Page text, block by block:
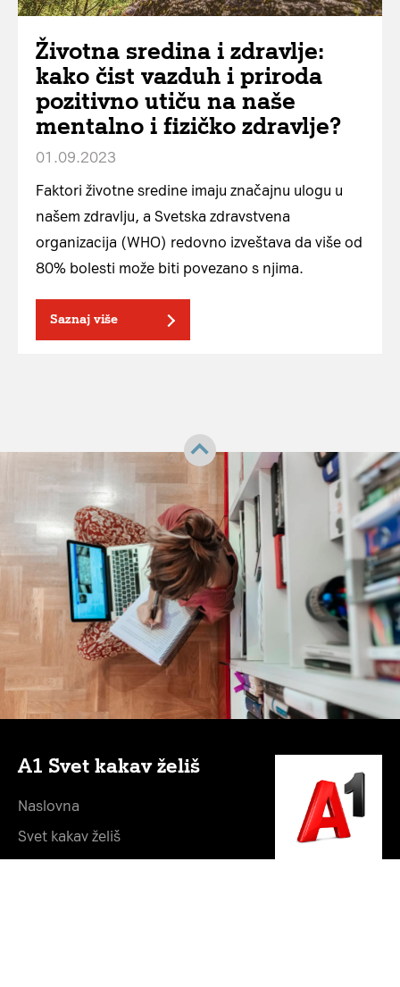
Životna sredina i zdravlje:
kako čist vazduh i priroda
pozitivno utiču na naše
mentalno i fizičko zdravlje?
01.09.2023
Faktori životne sredine imaju značajnu ulogu u
našem zdravlju, a Svetska zdravstvena
organizacija (WHO) redovno izveštava da više od
80% bolesti može biti povezano s njima.
Saznaj više
A1 Svet kakav želiš
Naslovna
Svet kakav želiš